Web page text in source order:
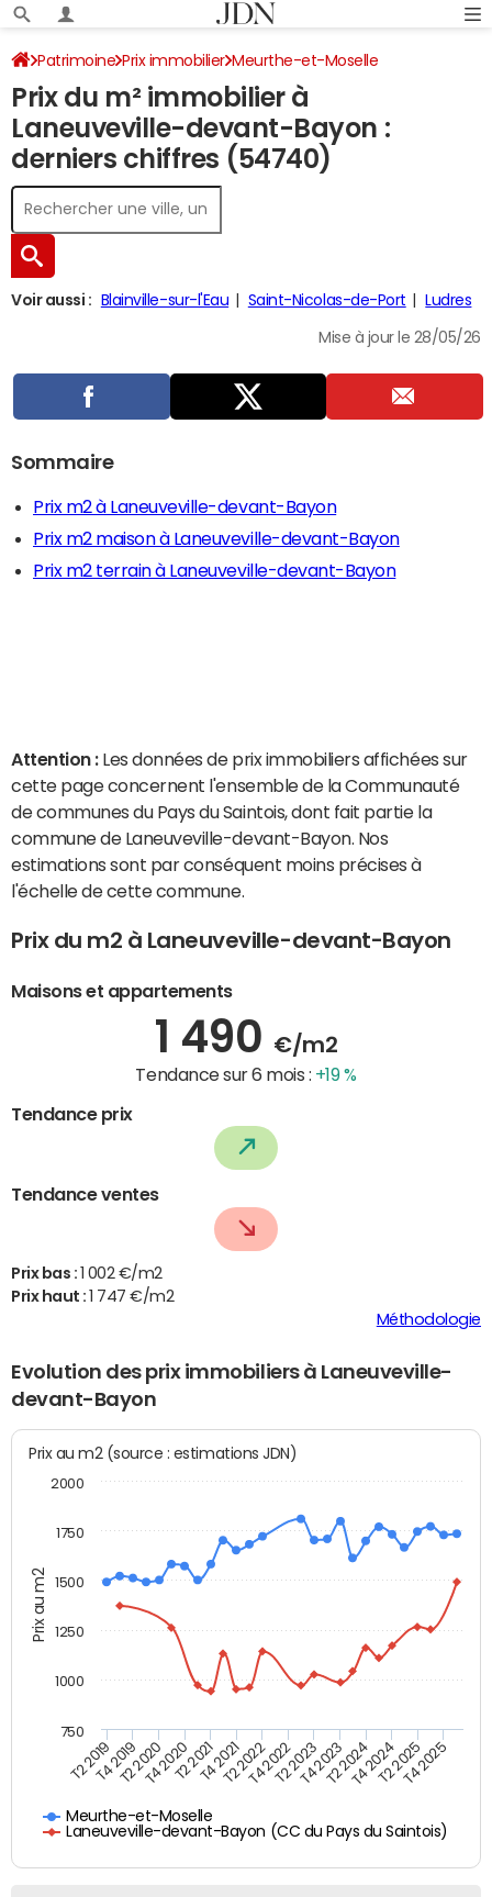
Patrimoine Prix immobilier Meurthe-et-Moselle
Laneuveville-devant-Bayon
Prix du m² immobilier à
Laneuveville-devant-Bayon :
derniers chiffres (54740)
Voir aussi : Blainville-sur-l'Eau Saint-Nicolas-de-Port Ludres
Mise à jour le 28/05/26
Sommaire
Prix m2 à Laneuveville-devant-Bayon
Prix m2 maison à Laneuveville-devant-Bayon
Prix m2 terrain à Laneuveville-devant-Bayon
Attention : Les données de prix immobiliers affichées sur
cette page concernent l'ensemble de la Communauté
de communes du Pays du Saintois, dont fait partie la
commune de Laneuveville-devant-Bayon. Nos
estimations sont par conséquent moins précises à
l'échelle de cette commune.
Prix du m2 à Laneuveville-devant-Bayon
Maisons et appartements
1 490 €/m2
Tendance sur 6 mois : +19 %
Tendance prix
Tendance ventes
Prix bas :
1 002 €/m2
Prix haut :
1 747 €/m2
Méthodologie
Evolution des prix immobiliers à Laneuveville-
devant-Bayon
Prix au m2
Prix au m2 (source : estimations JDN)
Meurthe-et-Moselle
Laneuveville-devant-Bayon (CC du Pays du Saintois)
T2 2019T4 2019T2 2020T4 2020T2 2021T4 2021T2 2022T4 2022T2 2023T4 2023T2 2024T4 2024T2 2025T4 2025
750
1000
1250
1500
1750
2000